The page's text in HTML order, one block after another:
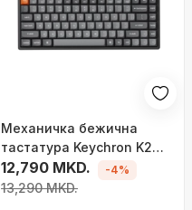
Механичка бежична
тастатура Keychron K2
Max K2M-J4,
програмабилна,
12,790 MKD.
13,290 MKD.
-4%